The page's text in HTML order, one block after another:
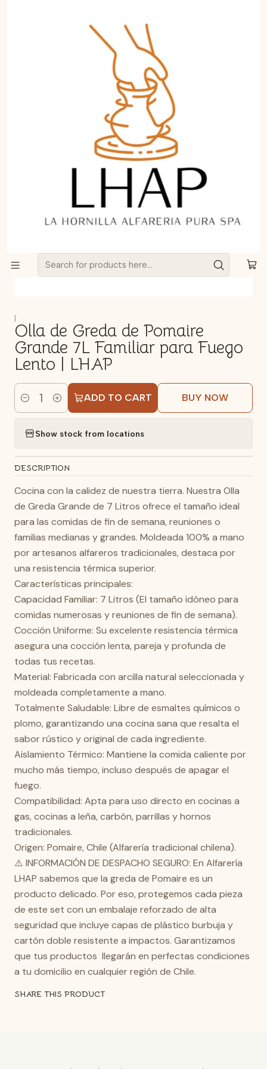
Ollas de greda
Olla de Greda de Pomaire Grande 7L Familiar para Fuego
|
Olla de Greda de Pomaire
Grande 7L Familiar para Fuego
Lento | LHAP
Quantity
ADD TO CART BUY NOW
Show stock from locations
DESCRIPTION
Cocina con la calidez de nuestra tierra. Nuestra Olla
de Greda Grande de 7 Litros ofrece el tamaño ideal
para las comidas de fin de semana, reuniones o
familias medianas y grandes. Moldeada 100% a mano
por artesanos alfareros tradicionales, destaca por
una resistencia térmica superior.
Características principales:
Capacidad Familiar: 7 Litros (El tamaño idóneo para
comidas numerosas y reuniones de fin de semana).
Cocción Uniforme: Su excelente resistencia térmica
asegura una cocción lenta, pareja y profunda de
todas tus recetas.
Material: Fabricada con arcilla natural seleccionada y
moldeada completamente a mano.
Totalmente Saludable: Libre de esmaltes químicos o
plomo, garantizando una cocina sana que resalta el
sabor rústico y original de cada ingrediente.
Aislamiento Térmico: Mantiene la comida caliente por
mucho más tiempo, incluso después de apagar el
fuego.
Compatibilidad: Apta para uso directo en cocinas a
gas, cocinas a leña, carbón, parrillas y hornos
tradicionales.
Origen: Pomaire, Chile (Alfarería tradicional chilena).
⚠️ INFORMACIÓN DE DESPACHO SEGURO: En Alfarería
LHAP sabemos que la greda de Pomaire es un
producto delicado. Por eso, protegemos cada pieza
de este set con un embalaje reforzado de alta
seguridad que incluye capas de plástico burbuja y
cartón doble resistente a impactos. Garantizamos
que tus productos llegarán en perfectas condiciones
a tu domicilio en cualquier región de Chile.
SHARE THIS PRODUCT